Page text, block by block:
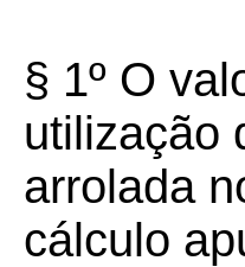
§ 1º O
utilização
arrolada
cálculo